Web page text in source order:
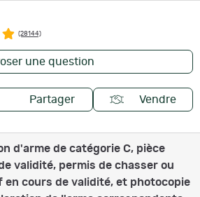
(28144)
une question
Partager Vendre
d'arme de catégorie C, pièce
validité, permis de chasser ou
en cours de validité, et photocopie